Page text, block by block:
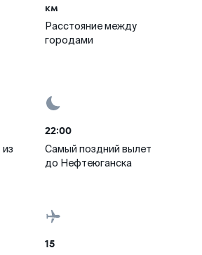
км
Расстояние между
городами
22:00
Самый поздний вылет
до Нефтеюганска
15